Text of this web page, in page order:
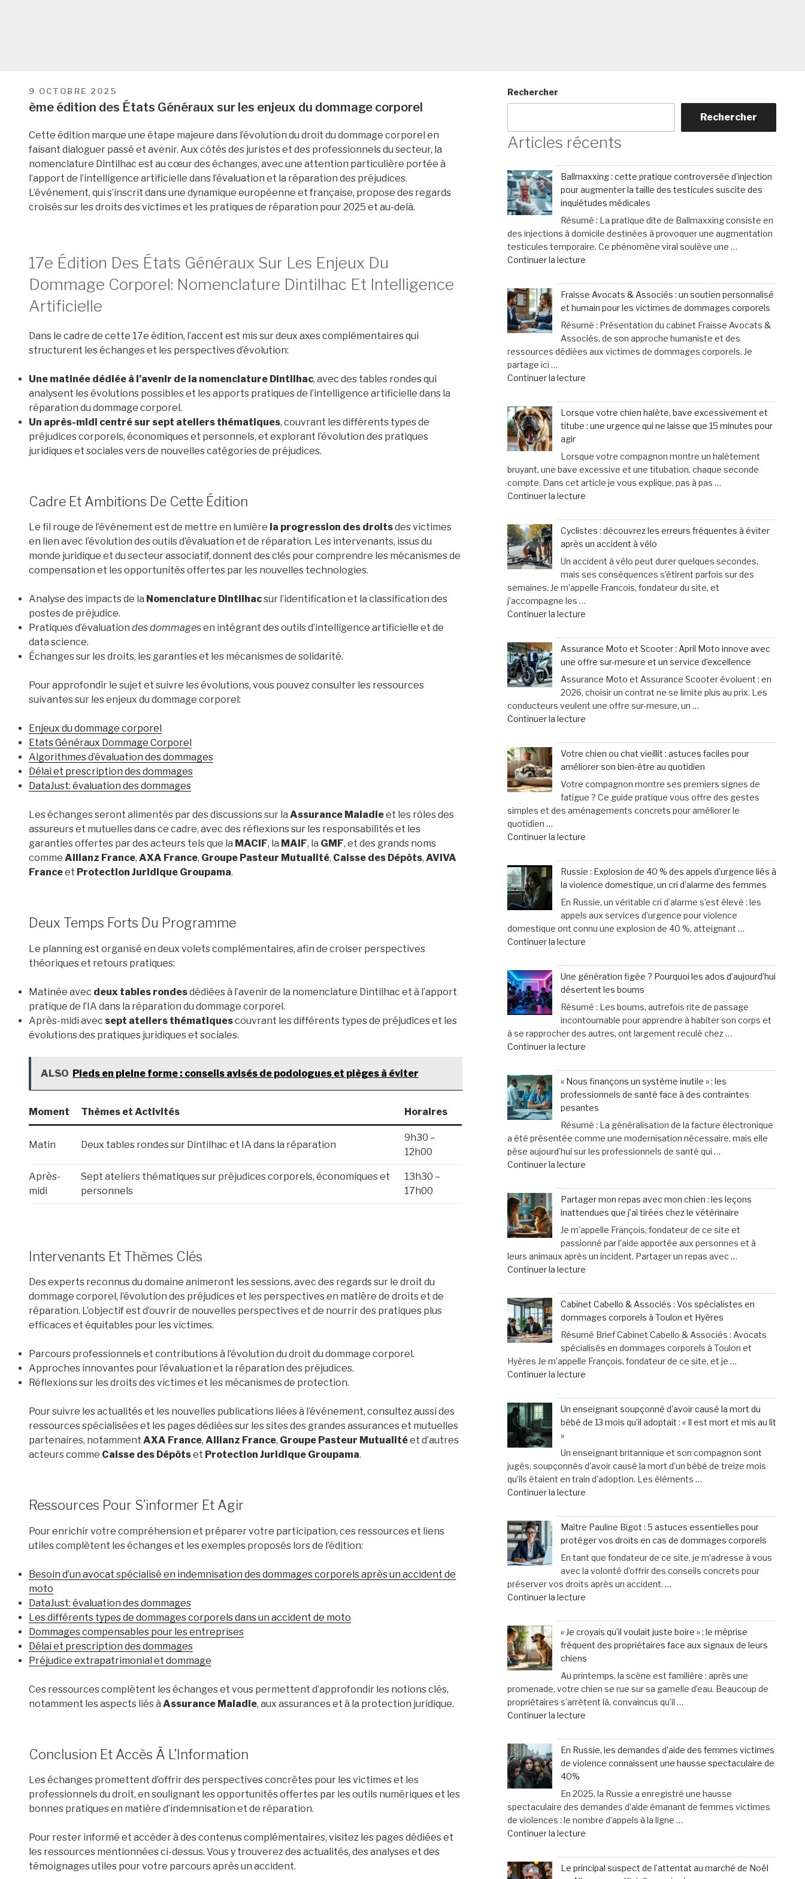
PUBLIÉ
LE
9 OCTOBRE 2025
ème édition des États Généraux sur les enjeux du dommage corporel
Cette édition marque une étape majeure dans l’évolution du droit du dommage corporel en
faisant dialoguer passé et avenir. Aux côtés des juristes et des professionnels du secteur, la
nomenclature Dintilhac est au cœur des échanges, avec une attention particulière portée à
l’apport de l’intelligence artificielle dans l’évaluation et la réparation des préjudices.
L’événement, qui s’inscrit dans une dynamique européenne et française, propose des regards
croisés sur les droits des victimes et les pratiques de réparation pour 2025 et au-delà.
17e Édition Des États Généraux Sur Les Enjeux Du
Dommage Corporel: Nomenclature Dintilhac Et Intelligence
Artificielle
Dans le cadre de cette 17e édition, l’accent est mis sur deux axes complémentaires qui
structurent les échanges et les perspectives d’évolution:
Une matinée dédiée à l’avenir de la nomenclature Dintilhac, avec des tables rondes qui
analysent les évolutions possibles et les apports pratiques de l’intelligence artificielle dans la
réparation du dommage corporel.
Un après-midi centré sur sept ateliers thématiques, couvrant les différents types de
préjudices corporels, économiques et personnels, et explorant l’évolution des pratiques
juridiques et sociales vers de nouvelles catégories de préjudices.
Cadre Et Ambitions De Cette Édition
Le fil rouge de l’événement est de mettre en lumière la progression des droitsdes victimes
en lien avec l’évolution des outils d’évaluation et de réparation. Les intervenants, issus du
monde juridique et du secteur associatif, donnent des clés pour comprendre les mécanismes de
compensation et les opportunités offertes par les nouvelles technologies.
Analyse des impacts de la Nomenclature Dintilhacsur l’identification et la classification des
postes de préjudice.
Pratiques d’évaluation des dommagesen intégrant des outils d’intelligence artificielle et de
data science.
Échanges sur les droits, les garanties et les mécanismes de solidarité.
Pour approfondir le sujet et suivre les évolutions, vous pouvez consulter les ressources
suivantes sur les enjeux du dommage corporel:
Enjeux du dommage corporel
Etats Généraux Dommage Corporel
Algorithmes d’évaluation des dommages
Délai et prescription des dommages
DataJust: évaluation des dommages
Les échanges seront alimentés par des discussions sur la Assurance Maladieet les rôles des
assureurs et mutuelles dans ce cadre, avec des réflexions sur les responsabilités et les
garanties offertes par des acteurs tels que la MACIF, la MAIF, la GMF, et des grands noms
comme Allianz France, AXA France, Groupe Pasteur Mutualité, Caisse des Dépôts, AVIVA
Franceet Protection Juridique Groupama.
Deux Temps Forts Du Programme
Le planning est organisé en deux volets complémentaires, afin de croiser perspectives
théoriques et retours pratiques:
Matinée avec deux tables rondesdédiées à l’avenir de la nomenclature Dintilhac et à l’apport
pratique de l’IA dans la réparation du dommage corporel.
Après-midi avec sept ateliers thématiquescouvrant les différents types de préjudices et les
évolutions des pratiques juridiques et sociales.
ALSO Pieds en pleine forme : conseils avisés de podologues et pièges à éviter
Moment Thèmes et Activités Horaires
Matin Deux tables rondes sur Dintilhac et IA dans la réparation
9h30 –
12h00
Après-
midi
Sept ateliers thématiques sur préjudices corporels, économiques et
personnels
13h30 –
17h00
Intervenants Et Thèmes Clés
Des experts reconnus du domaine animeront les sessions, avec des regards sur le droit du
dommage corporel, l’évolution des préjudices et les perspectives en matière de droits et de
réparation. L’objectif est d’ouvrir de nouvelles perspectives et de nourrir des pratiques plus
efficaces et équitables pour les victimes.
Parcours professionnels et contributions à l’évolution du droit du dommage corporel.
Approches innovantes pour l’évaluation et la réparation des préjudices.
Réflexions sur les droits des victimes et les mécanismes de protection.
Pour suivre les actualités et les nouvelles publications liées à l’événement, consultez aussi des
ressources spécialisées et les pages dédiées sur les sites des grandes assurances et mutuelles
partenaires, notamment AXA France, Allianz France, Groupe Pasteur Mutualitéet d’autres
acteurs comme Caisse des Dépôtset Protection Juridique Groupama.
Ressources Pour S’informer Et Agir
Pour enrichir votre compréhension et préparer votre participation, ces ressources et liens
utiles complètent les échanges et les exemples proposés lors de l’édition:
Besoin d’un avocat spécialisé en indemnisation des dommages corporels après un accident de
moto
DataJust: évaluation des dommages
Les différents types de dommages corporels dans un accident de moto
Dommages compensables pour les entreprises
Délai et prescription des dommages
Préjudice extrapatrimonial et dommage
Ces ressources complètent les échanges et vous permettent d’approfondir les notions clés,
notamment les aspects liés à Assurance Maladie, aux assurances et à la protection juridique.
Conclusion Et Accès À L’Information
Les échanges promettent d’offrir des perspectives concrètes pour les victimes et les
professionnels du droit, en soulignant les opportunités offertes par les outils numériques et les
bonnes pratiques en matière d’indemnisation et de réparation.
Pour rester informé et accéder à des contenus complémentaires, visitez les pages dédiées et
les ressources mentionnées ci-dessus. Vous y trouverez des actualités, des analyses et des
témoignages utiles pour votre parcours après un accident.
Rechercher
Rechercher
Articles récents
Ballmaxxing : cette pratique controversée d’injection
pour augmenter la taille des testicules suscite des
inquiétudes médicales
Résumé : La pratique dite de Ballmaxxing consiste en
des injections à domicile destinées à provoquer une augmentation
testicules temporaire. Ce phénomène viral soulève une …
Continuer la lecturede
:
cette
pratique
controversée
d’injection
pour
la
des
testicules
suscite
inquiétudes
médicales »
Fraisse Avocats & Associés : un soutien personnalisé
et humain pour les victimes de dommages corporels
Résumé : Présentation du cabinet Fraisse Avocats &
Associés, de son approche humaniste et des
ressources dédiées aux victimes de dommages corporels. Je
partage ici …
Continuer la lecturede
Avocats
&
Associés
un
soutien
personnalisé
et
pour
les
victimes
de
dommages
corporels »
Lorsque votre chien halète, bave excessivement et
titube : une urgence qui ne laisse que 15 minutes pour
agir
Lorsque votre compagnon montre un halètement
bruyant, une bave excessive et une titubation, chaque seconde
compte. Dans cet article je vous explique, pas à pas …
Continuer la lecturede
votre
chien
halète,
bave
excessivement
et
titube
:
urgence
qui
ne
laisse
que
15
minutes
agir »
Cyclistes : découvrez les erreurs fréquentes à éviter
après un accident à vélo
Un accident à vélo peut durer quelques secondes,
mais ses conséquences s’étirent parfois sur des
semaines. Je m’appelle Francois, fondateur du site, et
j’accompagne les …
Continuer la lecturede
:
découvrez
les
erreurs
fréquentes
à
éviter
un
accident
à
vélo »
Assurance Moto et Scooter : April Moto innove avec
une offre sur-mesure et un service d’excellence
Assurance Moto et Assurance Scooter évoluent : en
2026, choisir un contrat ne se limite plus au prix. Les
conducteurs veulent une offre sur-mesure, un …
Continuer la lecturede
Moto
et
Scooter
:
April
Moto
avec
offre
sur-
mesure
et
un
service
d’excellence »
Votre chien ou chat vieillit : astuces faciles pour
améliorer son bien-être au quotidien
Votre compagnon montre ses premiers signes de
fatigue ? Ce guide pratique vous offre des gestes
simples et des aménagements concrets pour améliorer le
quotidien …
Continuer la lecturede
chien
ou
chat
vieillit
:
astuces
faciles
améliorer
son
bien-
être
au
quotidien »
Russie : Explosion de 40 % des appels d’urgence liés à
la violence domestique, un cri d’alarme des femmes
En Russie, un véritable cri d’alarme s’est élevé : les
appels aux services d’urgence pour violence
domestique ont connu une explosion de 40 %, atteignant …
Continuer la lecturede
:
Explosion
de
40
%
des
appels
liés
à
la
violence
domestique,
un
cri
d’alarme
femmes »
Une génération figée ? Pourquoi les ados d’aujourd’hui
désertent les boums
Résumé : Les boums, autrefois rite de passage
incontournable pour apprendre à habiter son corps et
à se rapprocher des autres, ont largement reculé chez …
Continuer la lecturede
génération
figée
?
Pourquoi
les
ados
d’aujourd’hui
désertent
boums »
« Nous finançons un système inutile » : les
professionnels de santé face à des contraintes
pesantes
Résumé : La généralisation de la facture électronique
a été présentée comme une modernisation nécessaire, mais elle
pèse aujourd’hui sur les professionnels de santé qui …
Continuer la lecturede
Nous
finançons
un
système
inutile
»
:
professionnels
de
santé
face
à
des
contraintes
Partager mon repas avec mon chien : les leçons
inattendues que j’ai tirées chez le vétérinaire
Je m’appelle François, fondateur de ce site et
passionné par l’aide apportée aux personnes et à
leurs animaux après un incident. Partager un repas avec …
Continuer la lecturede
mon
repas
avec
mon
chien
:
les
inattendues
que
j’ai
chez
le
vétérinaire »
Cabinet Cabello & Associés : Vos spécialistes en
dommages corporels à Toulon et Hyères
Résumé Brief Cabinet Cabello & Associés : Avocats
spécialisés en dommages corporels à Toulon et
Hyères Je m’appelle François, fondateur de ce site, et je …
Continuer la lecturede
Cabello
&
Associés
Vos
spécialistes
en
dommages
à
Toulon
et
Hyères »
Un enseignant soupçonné d’avoir causé la mort du
bébé de 13 mois qu’il adoptait : « Il est mort et mis au lit
»
Un enseignant britannique et son compagnon sont
jugés, soupçonnés d’avoir causé la mort d’un bébé de treize mois
qu’ils étaient en train d’adoption. Les éléments …
Continuer la lecturede
enseignant
soupçonné
d’avoir
causé
la
mort
du
de
13
mois
qu’il
adoptait
:
«
Il
mort
et
mis
lit
» »
Maître Pauline Bigot : 5 astuces essentielles pour
protéger vos droits en cas de dommages corporels
En tant que fondateur de ce site, je m’adresse à vous
avec la volonté d’offrir des conseils concrets pour
préserver vos droits après un accident. …
Continuer la lecturede
Pauline
Bigot
:
5
astuces
essentielles
pour
protéger
droits
en
cas
dommages
corporels »
« Je croyais qu’il voulait juste boire » : le méprise
fréquent des propriétaires face aux signaux de leurs
chiens
Au printemps, la scène est familière : après une
promenade, votre chien se rue sur sa gamelle d’eau. Beaucoup de
propriétaires s’arrêtent là, convaincus qu’il …
Continuer la lecturede
Je
croyais
qu’il
juste
boire
»
:
méprise
fréquent
En Russie, les demandes d’aide des femmes victimes
de violence connaissent une hausse spectaculaire de
40%
En 2025, la Russie a enregistré une hausse
spectaculaire des demandes d’aide émanant de femmes victimes
de violences : le nombre d’appels à la ligne …
Continuer la lecturede
Russie,
les
Le principal suspect de l’attentat au marché de Noël